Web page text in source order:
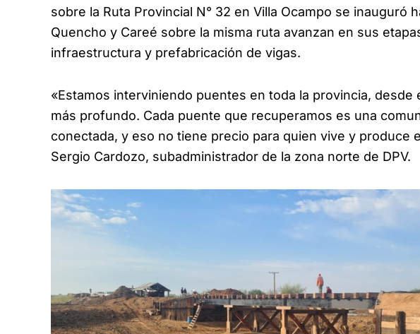
sobre la Ruta Provincial N° 32 en Villa Ocampo se inauguró
Quencho y Careé sobre la misma ruta avanzan en sus
infraestructura y prefabricación de vigas.
«Estamos interviniendo puentes en toda la provincia, desde
más profundo. Cada puente que recuperamos es una
conectada, y eso no tiene precio para quien vive y produce
Sergio Cardozo, subadministrador de la zona norte de DPV.